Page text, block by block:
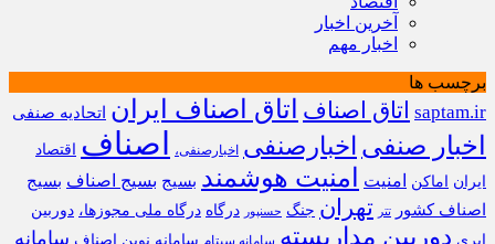
آخرین اخبار
اخبار مهم
برچسب ها
saptam.ir اتاق اصناف اتاق اصناف ایران اتحادیه صنفی
اخبار صنفی اخبارصنفی اخبارصنفی، اصناف
اقتصاد
ایران
اماکن امنیت امنیت هوشمند بسیج بسیج اصناف بسیج
اصناف کشور
تتر تهران جنگ حسنپور درگاه درگاه ملی مجوزها، دوربین
ابری دوربین مداربسته سامانه سپتام سامانه نوین اصناف سامانه